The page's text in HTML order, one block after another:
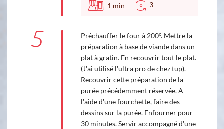
1 min 3
5
Préchauffer le four à 200°. Mettre la
préparation à base de viande dans un
plat à gratin. En recouvrir tout le plat.
(J'ai utilisé l'ultra pro de chez tup).
Recouvrir cette préparation de la
purée précédemment réservée. A
l'aide d'une fourchette, faire des
dessins sur la purée. Enfourner pour
30 minutes. Servir accompagné d'une